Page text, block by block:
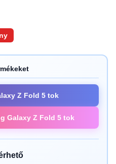
Z Fold 5 tok
Galaxy Z Fold 5 tok